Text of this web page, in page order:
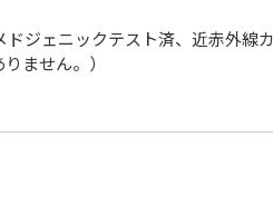
ジェニックテスト済、近赤外線
ません。）